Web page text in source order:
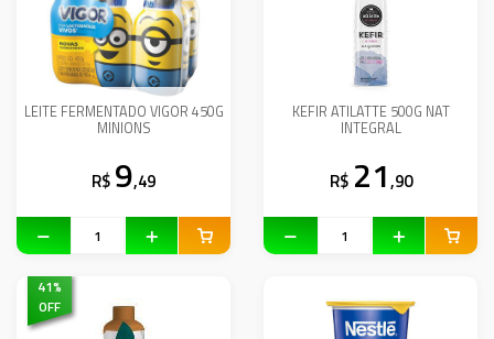
LEITE FERMENTADO VIGOR 450G
MINIONS
R$ 9,49
KEFIR ATILATTE 500G NAT
INTEGRAL
R$ 21,90
41%
OFF